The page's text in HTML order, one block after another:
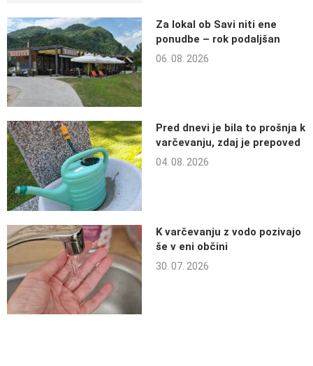
Za lokal ob Savi niti ene
ponudbe – rok podaljšan
06. 08. 2026
Pred dnevi je bila to prošnja k
varčevanju, zdaj je prepoved
04. 08. 2026
K varčevanju z vodo pozivajo
še v eni občini
30. 07. 2026